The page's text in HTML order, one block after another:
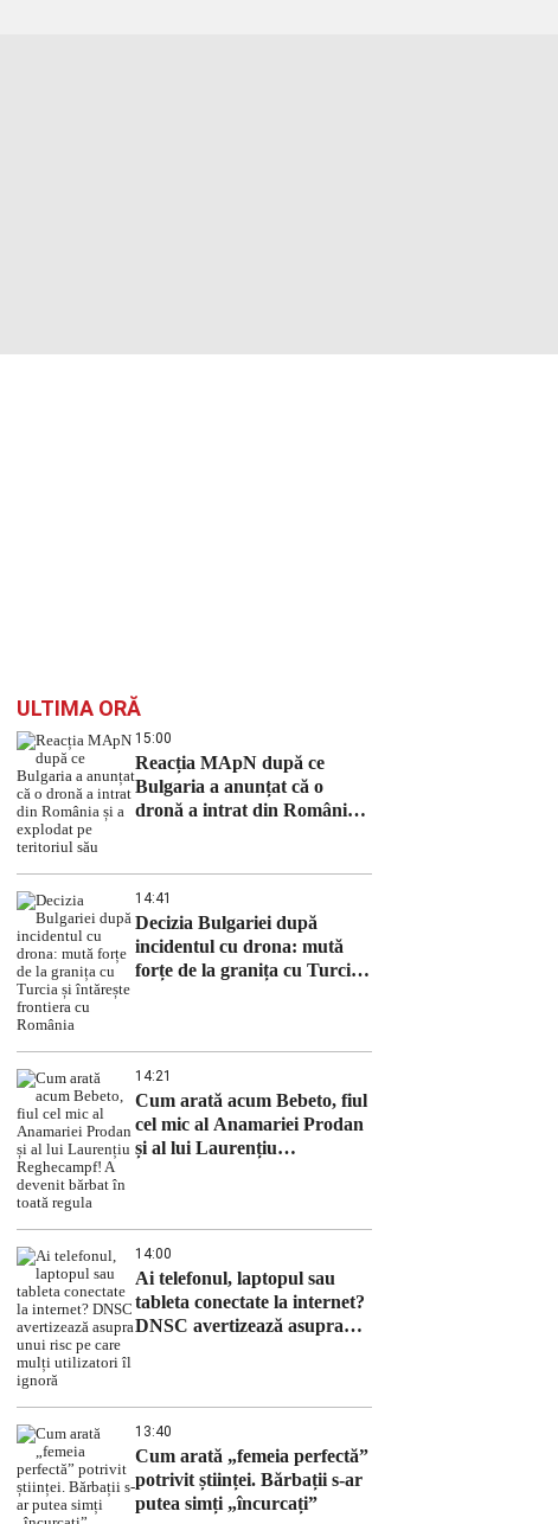
ULTIMA ORĂ
15:00
Reacția MApN după ce
Bulgaria a anunțat că o
dronă a intrat din România
14:41
Decizia Bulgariei după
incidentul cu drona: mută
forțe de la granița cu Turcia
14:21
Cum arată acum Bebeto, fiul
cel mic al Anamariei Prodan
și al lui Laurențiu
14:00
Ai telefonul, laptopul sau
tableta conectate la internet?
DNSC avertizează asupra
13:40
Cum arată „femeia perfectă”
potrivit științei. Bărbații s-ar
putea simți „încurcați”